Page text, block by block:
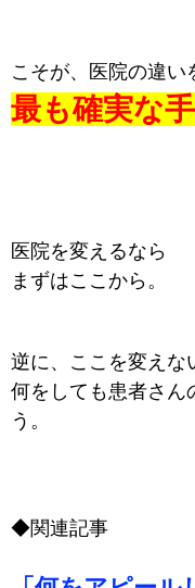
こそが、医院の違い
最も確実な
医院を変えるなら
まずはここから。
逆に、ここを変えな
何をしても患者さん
う。
◆関連記事